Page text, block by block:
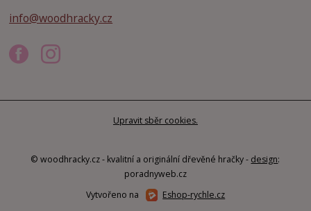
info@woodhracky.cz
Upravit sběr cookies.
© woodhracky.cz - kvalitní a originální dřevěné hračky - design:
poradnyweb.cz
Vytvořeno na
Eshop-rychle.cz